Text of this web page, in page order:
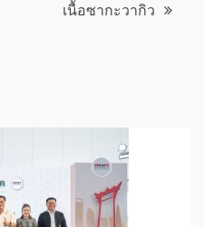
เนื้อซากะวากิว